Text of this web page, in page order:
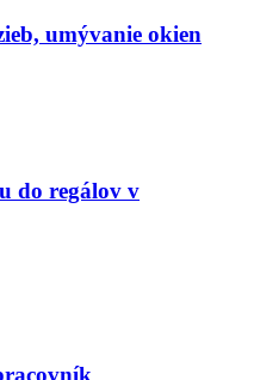
umývanie okien
do regálov v